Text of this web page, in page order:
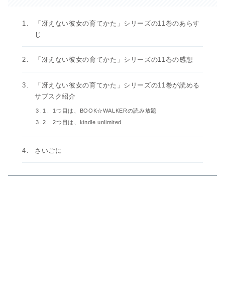
「冴えない彼女の育てかた」シリーズの11巻のあらす
じ
「冴えない彼女の育てかた」シリーズの11巻の感想
「冴えない彼女の育てかた」シリーズの11巻が読める
サブスク紹介
1つ目は、BOOK☆WALKERの読み放題
2つ目は、kindle unlimited
さいごに